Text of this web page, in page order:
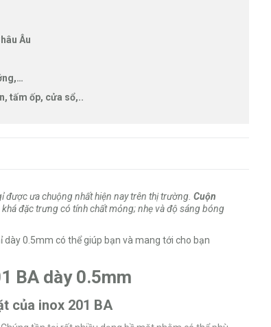
Âu
tấm ốp, cửa sổ,..
ưa chuộng nhất hiện nay trên thị trường. Cuộn
đặc trưng có tính chất mỏng; nhẹ và độ sáng bóng
0.5mm có thể giúp bạn và mang tới cho bạn
BA dày 0.5mm
của inox 201 BA